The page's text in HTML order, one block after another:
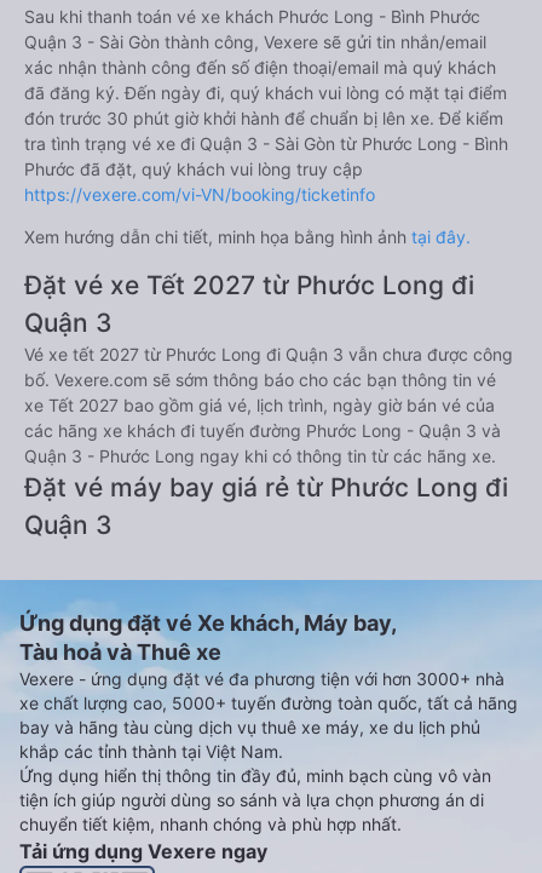
Sau khi thanh toán vé xe khách Phước Long - Bình Phước
Quận 3 - Sài Gòn thành công, Vexere sẽ gửi tin nhắn/email
xác nhận thành công đến số điện thoại/email mà quý khách
đã đăng ký. Đến ngày đi, quý khách vui lòng có mặt tại điểm
đón trước 30 phút giờ khởi hành để chuẩn bị lên xe. Để kiểm
tra tình trạng vé xe đi Quận 3 - Sài Gòn từ Phước Long - Bình
Phước đã đặt, quý khách vui lòng truy cập
https://vexere.com/vi-VN/booking/ticketinfo
Xem hướng dẫn chi tiết, minh họa bằng hình ảnh tại đây.
Đặt vé xe Tết 2027 từ Phước Long đi
Quận 3
Vé xe tết 2027 từ Phước Long đi Quận 3 vẫn chưa được công
bố. Vexere.com sẽ sớm thông báo cho các bạn thông tin vé
xe Tết 2027 bao gồm giá vé, lịch trình, ngày giờ bán vé của
các hãng xe khách đi tuyến đường Phước Long - Quận 3 và
Quận 3 - Phước Long ngay khi có thông tin từ các hãng xe.
Đặt vé máy bay giá rẻ từ Phước Long đi
Quận 3
Ứng dụng đặt vé Xe khách, Máy bay,
Tàu hoả và Thuê xe
Vexere - ứng dụng đặt vé đa phương tiện với hơn 3000+ nhà
xe chất lượng cao, 5000+ tuyến đường toàn quốc, tất cả hãng
bay và hãng tàu cùng dịch vụ thuê xe máy, xe du lịch phủ
khắp các tỉnh thành tại Việt Nam.
Ứng dụng hiển thị thông tin đầy đủ, minh bạch cùng vô vàn
tiện ích giúp người dùng so sánh và lựa chọn phương án di
chuyển tiết kiệm, nhanh chóng và phù hợp nhất.
Tải ứng dụng Vexere ngay